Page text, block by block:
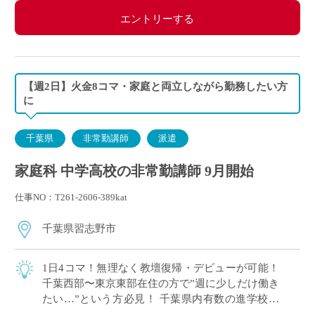
エントリーする
【週2日】火金8コマ・家庭と両立しながら勤務したい方
に
千葉県 非常勤講師 派遣
家庭科 中学高校の非常勤講師 9月開始
仕事NO：T261-2606-389kat
千葉県習志野市
1日4コマ！無理なく教壇復帰・デビューが可能！
千葉西部〜東京東部在住の方で”週に少しだけ働き
たい…”という方必見！ 千葉県内有数の進学校で